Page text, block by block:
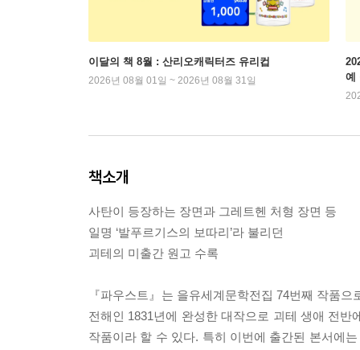
이달의 책 8월 : 산리오캐릭터즈 유리컵
2026년 08월 01일 ~ 2026년 08월 31일
예
책소개
사탄이 등장하는 장면과 그레트헨 처형 장면 등
일명 ‘발푸르기스의 보따리’라 불리던
괴테의 미출간 원고 수록
『파우스트』는 을유세계문학전집 74번째 작품
전해인 1831년에 완성한 대작으로 괴테 생애 전
작품이라 할 수 있다. 특히 이번에 출간된 본서에